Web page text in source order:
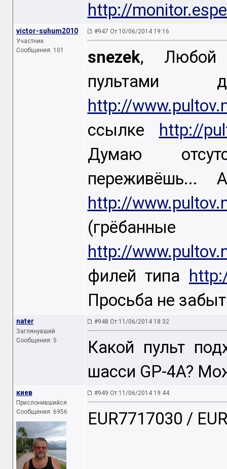
http://
victor-suhum2010
Участник
Сообщения: 101
#947 От 10/06/2014 19:16
snezek, Любой
пультами
http://
ссылке
http://
Думаю
http://
http://
филей типа
Просьба не
nater
Заглянувший
Сообщения: 5
#948 От 11/06/2014 18:32
Какой пульт
шасси GP-4A?
киев
Прислонившийся
Сообщения: 6956
#949 От 11/06/2014 19:44
EUR7717030 /